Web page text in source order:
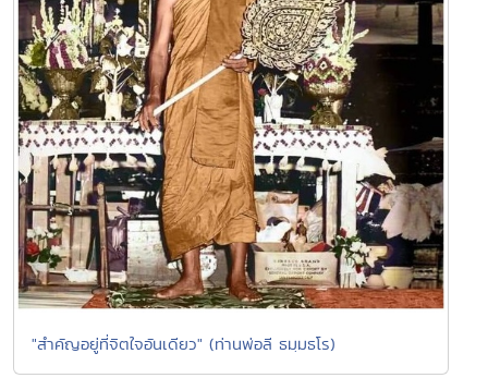
"สำคัญอยู่ที่จิตใจอันเดียว" (ท่านพ่อลี ธมฺมธโร)